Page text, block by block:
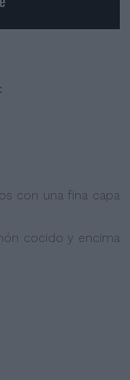
con una fina capa
cocido y encima